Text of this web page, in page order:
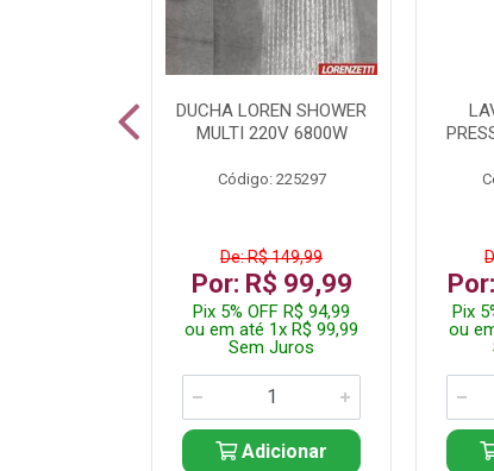
DUCHA LOREN SHOWER
MULTI 220V 6800W
Código: 225297
De: R$ 149,99
Por: R$ 99,99
Pix 5% OFF R$ 94,99
ou em até 1x R$ 99,99
Sem Juros
Adicionar
Pix
ou